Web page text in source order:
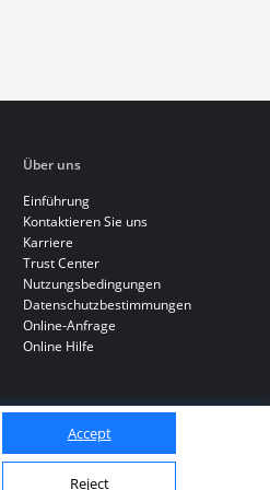
Accept
Reject
Über uns
Einführung
Kontaktieren Sie uns
Karriere
Trust Center
Nutzungsbedingungen
Datenschutzbestimmungen
Online-Anfrage
Online Hilfe